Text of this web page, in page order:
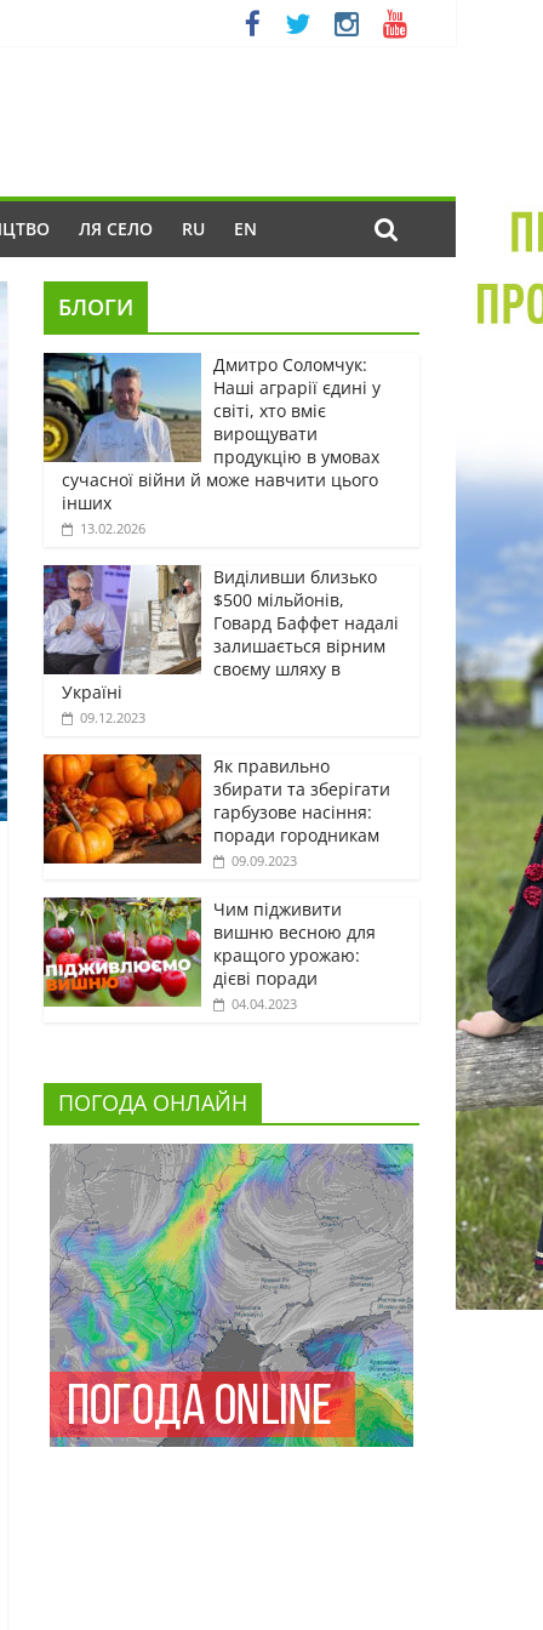
ЛЯ СЕЛО RU EN
БЛОГИ
Дмитро Соломчук:
Наші аграрії єдині у
світі, хто вміє
вирощувати
продукцію в умовах
сучасної війни й може навчити цього
інших
13.02.2026
Виділивши близько
$500 мільйонів,
Говард Баффет надалі
залишається вірним
своєму шляху в
Україні
09.12.2023
Як правильно
збирати та зберігати
гарбузове насіння:
поради городникам
09.09.2023
Чим підживити
вишню весною для
кращого урожаю:
дієві поради
04.04.2023
ПОГОДА ОНЛАЙН